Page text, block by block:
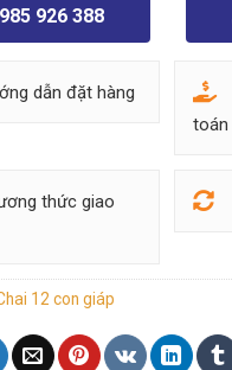
926 388
dẫn đặt hàng
toán
thức giao
12 con giáp